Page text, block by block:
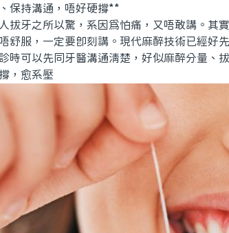
持溝通，唔好硬撐**
牙之所以驚，系因爲怕痛，又唔敢講。其
舒服，一定要即刻講。現代麻醉技術已經好
時可以先同牙醫溝通清楚，好似麻醉分量、
，愈系壓